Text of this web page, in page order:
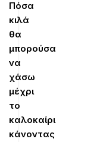
Πόσα
κιλά
θα
μπορούσα
να
χάσω
μέχρι
το
καλοκαίρι
κάνοντας